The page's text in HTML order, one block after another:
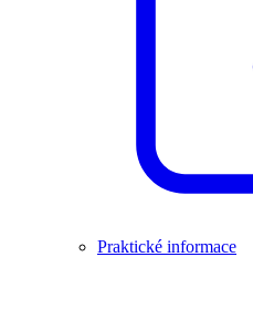
Praktické informace